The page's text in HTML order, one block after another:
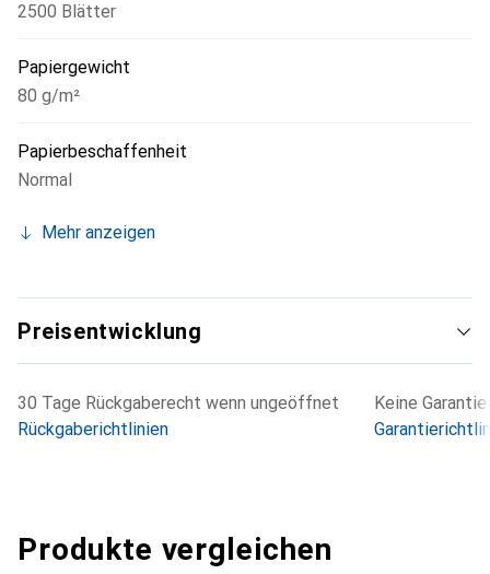
2500 Blätter
Papiergewicht
80 g/m²
Papierbeschaffenheit
Normal
Mehr anzeigen
Preisentwicklung
30 Tage Rückgaberecht wenn ungeöffnet
Rückgaberichtlinien
Keine Garantie
Produkte vergleichen